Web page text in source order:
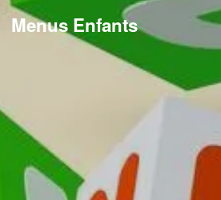
Menus Enfants